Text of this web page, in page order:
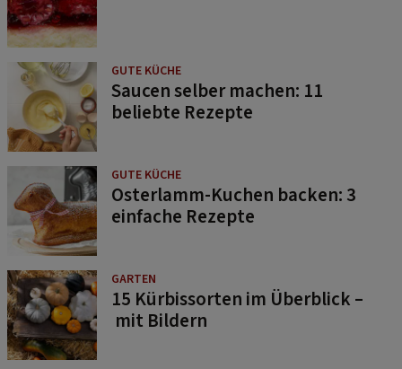
GUTE KÜCHE
Saucen selber machen: 11
beliebte Rezepte
GUTE KÜCHE
Osterlamm-Kuchen backen: 3
einfache Rezepte
GARTEN
15 Kürbissorten im Überblick –
mit Bildern